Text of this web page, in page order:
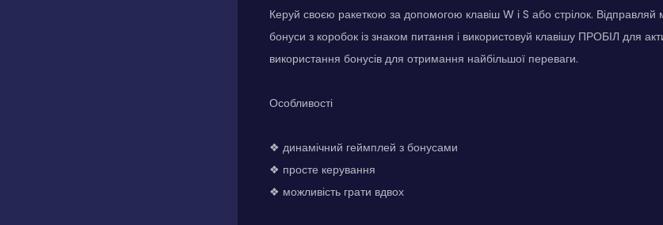
Керуй своєю ракеткою за допомогою клавіш W і S або стрілок. Відправляй
бонуси з коробок із знаком питання і використовуй клавішу ПРОБІЛ для
використання бонусів для отримання найбільшої переваги.
Особливості
❖ динамічний геймплей з бонусами
❖ просте керування
❖ можливість грати вдвох